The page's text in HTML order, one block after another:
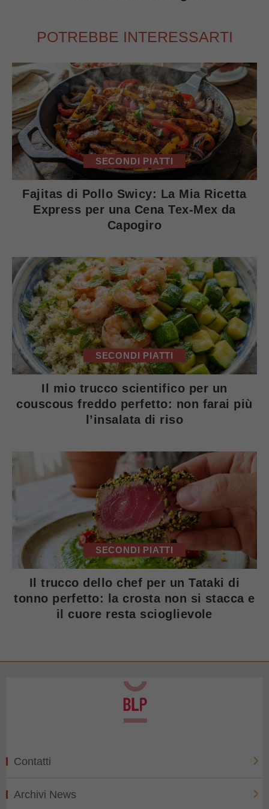
POTREBBE INTERESSARTI
SECONDI PIATTI
Fajitas di Pollo Swicy: La Mia Ricetta
Express per una Cena Tex-Mex da
Capogiro
SECONDI PIATTI
Il mio trucco scientifico per un
couscous freddo perfetto: non farai più
l’insalata di riso
SECONDI PIATTI
Il trucco dello chef per un Tataki di
tonno perfetto: la crosta non si stacca e
il cuore resta scioglievole
Contatti
Archivi News